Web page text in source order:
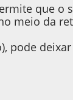
que o
meio da
pode